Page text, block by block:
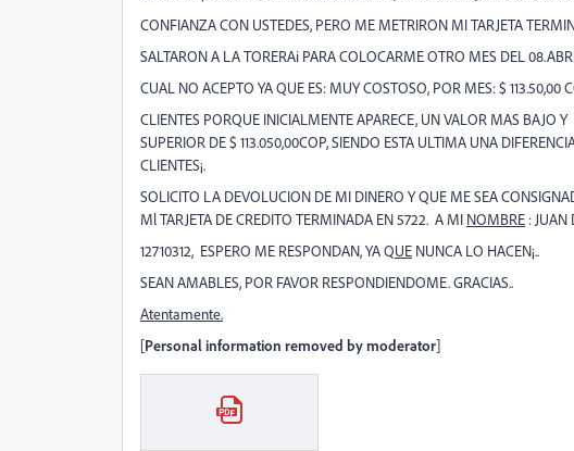
CONFIANZA CON USTEDES, PERO ME METRIRON MI TARJETA
SALTARON A LA TORERAi PARA COLOCARME OTRO MES DEL
CUAL NO ACEPTO YA QUE ES: MUY COSTOSO, POR MES:$ 113.50,00
CLIENTES PORQUE INICIALMENTE APARECE, UN VALOR MAS BAJO
SUPERIOR DE $ 113.050,00COP, SIENDO ESTA ULTIMA UNA
CLIENTES¡.
SOLICITO LA DEVOLUCION DE MI DINERO Y QUE ME SEA
Ml TARJETA DE CREDITO TERMINADA EN 5722. A MI NOMBRE : JUAN
12710312, ESPERO ME RESPONDAN,YA QUE NUNCA LO HACEN¡..
SEAN AMABLES, POR FAVOR RESPONDIENDOME. GRACIAS..
Atentamente.
[Personal information removed by moderator]